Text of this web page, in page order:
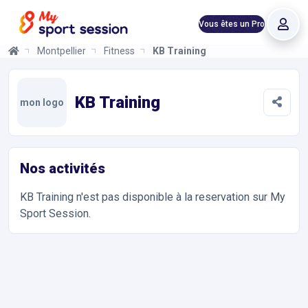
Vous êtes un Pro
Montpellier Fitness KB Training
mon logo KB Training
Nos activités
KB Training n'est pas disponible à la reservation sur My
Sport Session.